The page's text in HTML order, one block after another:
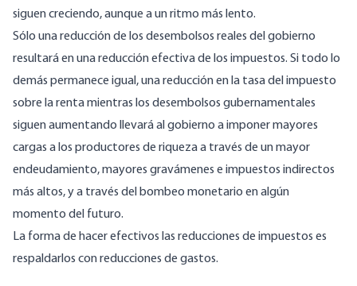
siguen creciendo, aunque a un ritmo más lento.
Sólo una reducción de los desembolsos reales del gobierno
resultará en una reducción efectiva de los impuestos. Si todo lo
demás permanece igual, una reducción en la tasa del impuesto
sobre la renta mientras los desembolsos gubernamentales
siguen aumentando llevará al gobierno a imponer mayores
cargas a los productores de riqueza a través de un mayor
endeudamiento, mayores gravámenes e impuestos indirectos
más altos, y a través del bombeo monetario en algún
momento del futuro.
La forma de hacer efectivos las reducciones de impuestos es
respaldarlos con reducciones de gastos.